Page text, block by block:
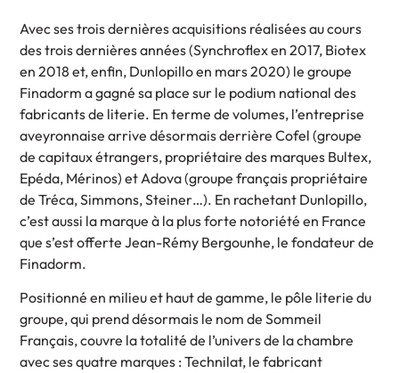
Avec ses trois dernières acquisitions réalisées au cours
des trois dernières années (Synchroflex en 2017, Biotex
en 2018 et, enfin, Dunlopillo en mars 2020) le groupe
Finadorm a gagné sa place sur le podium national des
fabricants de literie. En terme de volumes, l’entreprise
aveyronnaise arrive désormais derrière Cofel (groupe
de capitaux étrangers, propriétaire des marques Bultex,
Epéda, Mérinos) et Adova (groupe français propriétaire
de Tréca, Simmons, Steiner…). En rachetant Dunlopillo,
c’est aussi la marque à la plus forte notoriété en France
que s’est offerte Jean-Rémy Bergounhe, le fondateur de
Finadorm.
Positionné en milieu et haut de gamme, le pôle literie du
groupe, qui prend désormais le nom de Sommeil
Français, couvre la totalité de l’univers de la chambre
avec ses quatre marques : Technilat, le fabricant